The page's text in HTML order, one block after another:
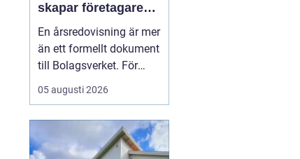
skapar företagare
trygghet och
kontroll
En årsredovisning är mer
än ett formellt dokument
till Bolagsverket. För
många företagare i
Stockholm är den ett
ett underlag för nya
beslut och ett krav som
05 augusti 2026